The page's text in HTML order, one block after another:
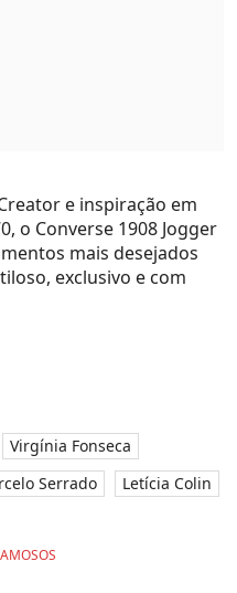
e inspiração em
o Converse 1908 Jogger
mais desejados
exclusivo e com
Virgínia Fonseca
Serrado
Letícia Colin